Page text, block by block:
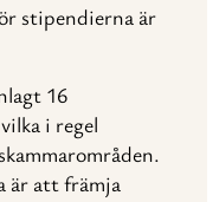
stipendierna är
16
i regel
är att främja